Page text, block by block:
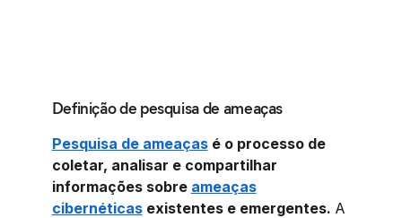
Definição de pesquisa de ameaças
Pesquisa de ameaçasé o processo de
coletar, analisar e compartilhar
informações sobre ameaças
cibernéticasexistentes e emergentes. A